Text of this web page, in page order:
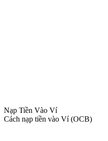
Nạp Tiền Vào Ví
Cách nạp tiền vào Ví (OCB)